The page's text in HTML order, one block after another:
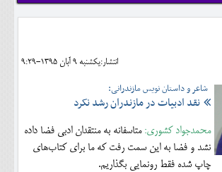
گردشگری
انتشار:يکشنبه 9 آبان 1395-9:29
شاعر و داستان نویس مازندرانی:
نقد ادبیات در مازندران رشد نکرد
محمدجواد کشوری: متاسفانه به منتقدان ادبی فضا داده
نشد و فضا به این سمت رفت که ما برای کتاب‌های
چاپ شده فقط رونمایی بگذاریم.